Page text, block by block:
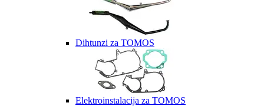
Dihtunzi za TOMOS
Elektroinstalacija za TOMOS